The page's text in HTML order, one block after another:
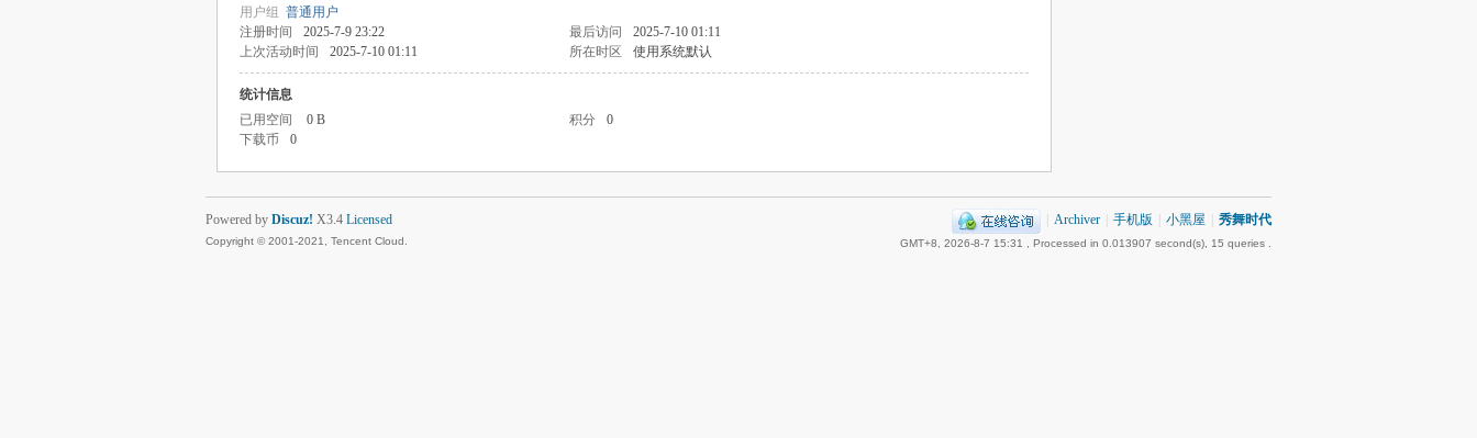
用户组 普通用户
注册时间
2025-7-9 23:22 最后访问
2025-7-10 01:11
上次活动时间
2025-7-10 01:11 所在时区 使用系统默认
统计信息
已用空间
0 B 积分
0
下载币
0
Archiver 手机版 小黑屋 秀舞时代
GMT+8, 2026-8-7 15:31 , Processed in 0.013907 second(s), 15 queries .
Powered by Discuz! X3.4 Licensed
Copyright © 2001-2021, Tencent Cloud.